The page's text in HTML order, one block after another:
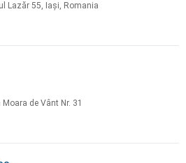
Lazăr 55, Iași, Romania
Moara de Vânt Nr. 31